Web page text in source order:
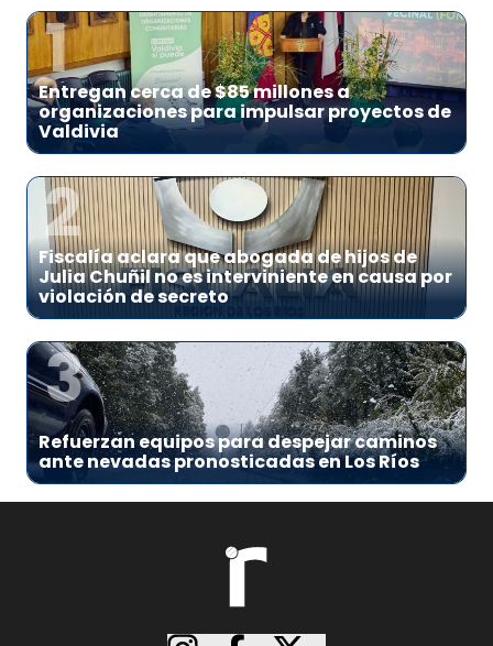
1
Entregan cerca de $85 millones a
organizaciones para impulsar proyectos de
Valdivia
2
Fiscalía aclara que abogada de hijos de
Julia Chuñil no es interviniente en causa por
violación de secreto
3
Refuerzan equipos para despejar caminos
ante nevadas pronosticadas en Los Ríos